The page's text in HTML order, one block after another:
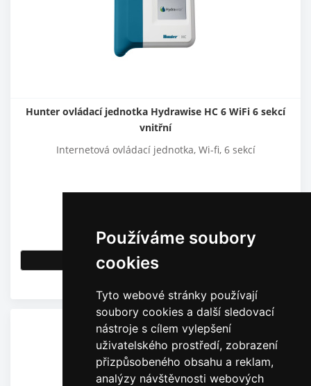
Používáme soubory
cookies
Tyto webové stránky používají
soubory cookies a další sledovací
nástroje s cílem vylepšení
uživatelského prostředí, zobrazení
přizpůsobeného obsahu a reklam,
analýzy návštěvnosti webových
Hunter ovládací jednotka Hydrawise HC 6 WiFi 6 sekcí
vnitřní
Internetová ovládací jednotka, Wi-fi, 6 sekcí
4 256,20 Kčbez DPH
Detail